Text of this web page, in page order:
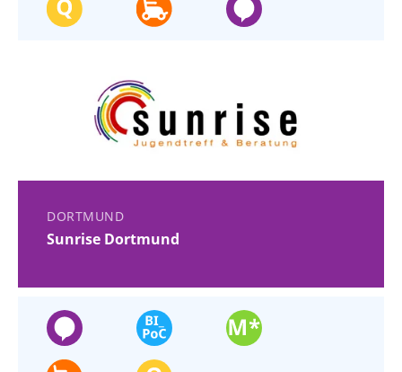
DORTMUND
Sunrise Dortmund